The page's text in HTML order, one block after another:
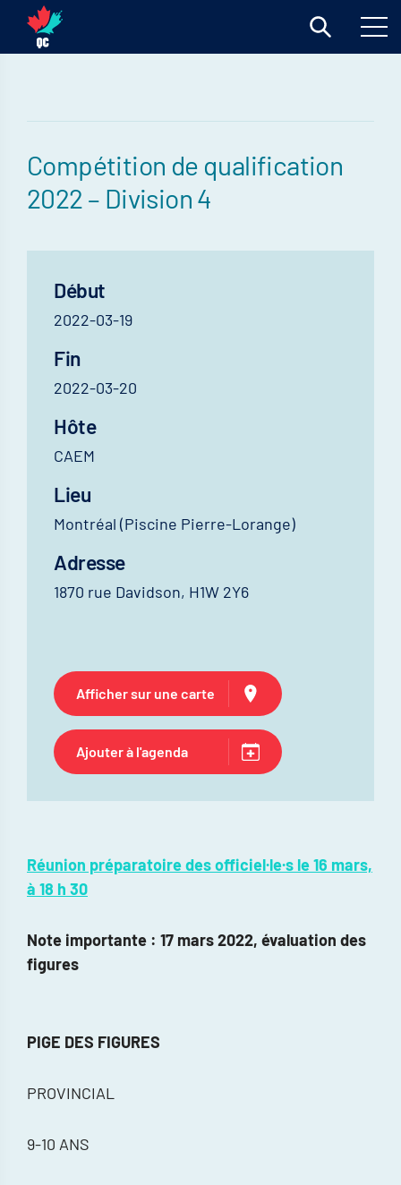
Compétition de qualification
2022 – Division 4
Réunion préparatoire des officiel·le·s le 16 mars,
à 18 h 30
Note importante : 17 mars 2022, évaluation des
figures
PIGE DES FIGURES
PROVINCIAL
9-10 ANS
Début
2022-03-19
Fin
2022-03-20
Hôte
CAEM
Lieu
Montréal (Piscine Pierre-Lorange)
Adresse
1870 rue Davidson, H1W 2Y6
Afficher sur une carte
Ajouter à l'agenda